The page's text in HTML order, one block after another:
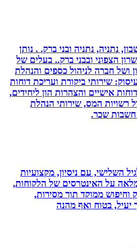
נתניה ובני ברק. . נותן
ובבני ברק.. בעלים של
חברה לניהול כספים והנהלת
שירותי ביקורת ועריכת דוחות
אישיים והצהרות הון ליחידים,
המס, שירותי הנהלת
שכר.
עם ניסיון, מקצועיות
על האינטרסים של הלקוחות,
ממוקד תוך מסירות,
בטוח ואף מהנה